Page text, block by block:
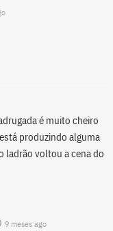
é muito cheiro
produzindo alguma
ladrão voltou a cena do
9 meses ago